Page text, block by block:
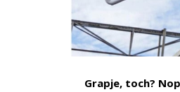
Grapje, toch?